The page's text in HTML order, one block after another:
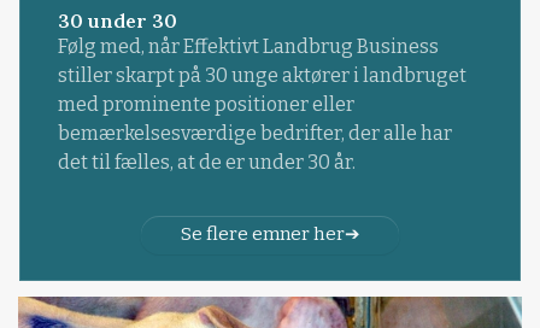
30 under 30
Følg med, når Effektivt Landbrug Business
stiller skarpt på 30 unge aktører i landbruget
med prominente positioner eller
bemærkelsesværdige bedrifter, der alle har
det til fælles, at de er under 30 år.
Se flere emner her